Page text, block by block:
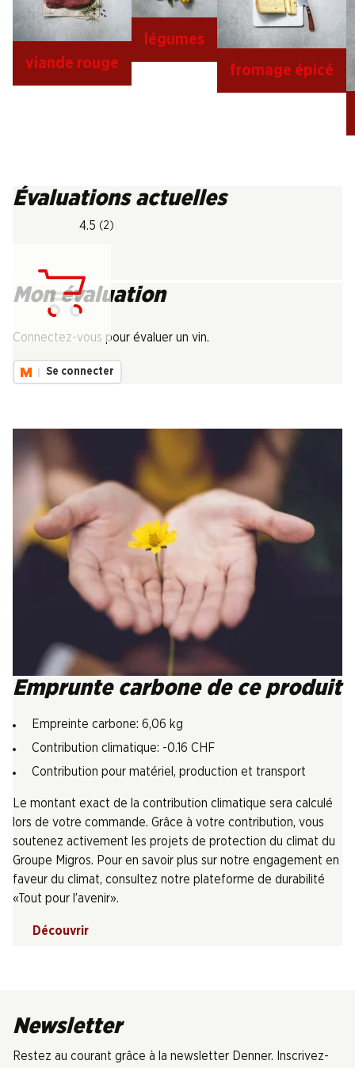
viande rouge
légumes
fromage épicé
Évaluations actuelles
4.5 (2)
Mon évaluation
Connectez-vous pour évaluer un vin.
Se connecter
Emprunte carbone de ce produit
Empreinte carbone: 6,06 kg
Contribution climatique: -0.16 CHF
Contribution pour matériel, production et transport
Le montant exact de la contribution climatique sera calculé
lors de votre commande. Grâce à votre contribution, vous
soutenez activement les projets de protection du climat du
Groupe Migros. Pour en savoir plus sur notre engagement en
faveur du climat, consultez notre plateforme de durabilité
«Tout pour l’avenir».
Découvrir
Newsletter
Restez au courant grâce à la newsletter Denner. Inscrivez-